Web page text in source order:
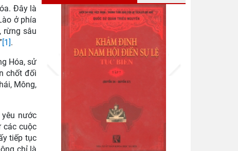
Đây là
ở phía
rừng sâu
[1].
Hóa, sử
chốt đối
Mông,
nước
các cuộc
tiếp tục
Đảng ủy Viện Hàn lâm Khoa học xã hội
Việt Nam tổ chức Hội nghị Tập huấn
nghiệp vụ công tác kiểm
Viện Sử học tham gia Hội thảo khoa học
quốc gia "Danh nhân văn hóa Lê Quý
Đôn - Di sản và giá trị
văn hóa Lê Quý Đôn - Di sản và giá trị
Rà soát công tác chuẩn bị Hội thảo
khoa học quốc gia "Danh nhân văn hóa
Lê Quý Đôn - Di sản và giá